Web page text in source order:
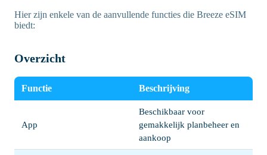
Hier zijn enkele van de aanvullende functies die Breeze eSIM
biedt:
Overzicht
Functie Beschrijving
App
Beschikbaar voor
gemakkelijk planbeheer en
aankoop